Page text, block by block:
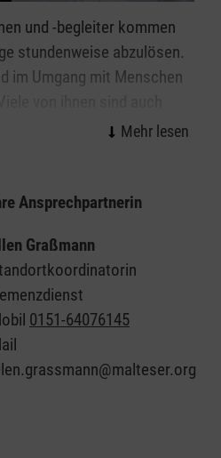
und -begleiter kommen
stundenweise abzulösen.
im Umgang mit Menschen
beratend zur Seite,
Fragen zum Umgang mit
Pflegeversicherung geht.
von Menschen mit
Auszeit nehmen: um in
zum Arzt, Friseur oder
ganz einfach allein etwas
Ansprechpartnerin
Graßmann
0151-64076145